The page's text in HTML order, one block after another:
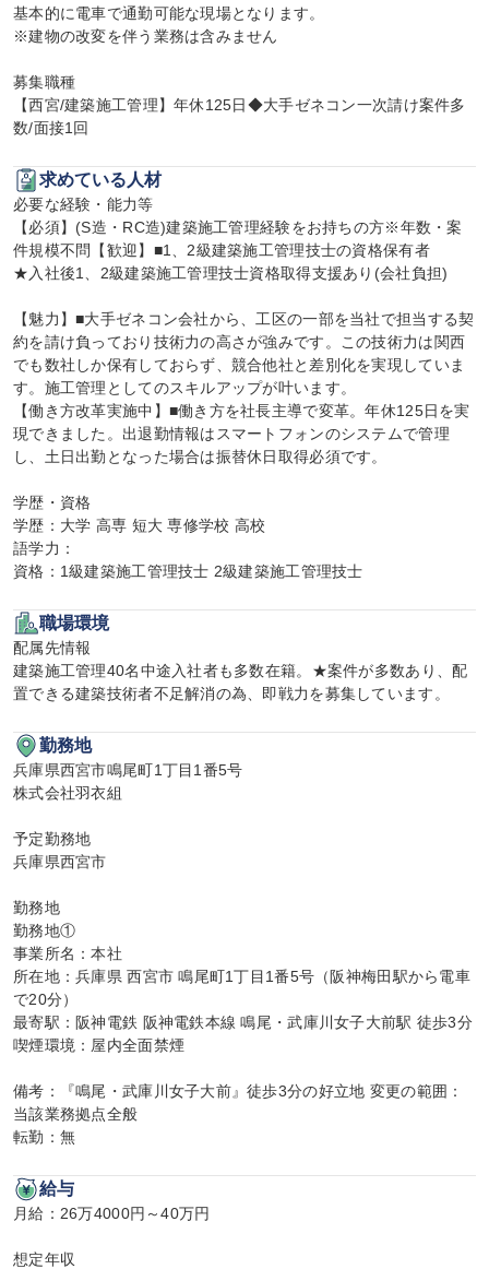
基本的に電車で通勤可能な現場となります。
※建物の改変を伴う業務は含みません
募集職種
【西宮/建築施工管理】年休125日◆大手ゼネコン一次請け案件多
数/面接1回
求めている人材
必要な経験・能力等
【必須】(S造・RC造)建築施工管理経験をお持ちの方※年数・案
件規模不問【歓迎】■1、2級建築施工管理技士の資格保有者
★入社後1、2級建築施工管理技士資格取得支援あり(会社負担)
【魅力】■大手ゼネコン会社から、工区の一部を当社で担当する契
約を請け負っており技術力の高さが強みです。この技術力は関西
でも数社しか保有しておらず、競合他社と差別化を実現していま
す。施工管理としてのスキルアップが叶います。
【働き方改革実施中】■働き方を社長主導で変革。年休125日を実
現できました。出退勤情報はスマートフォンのシステムで管理
し、土日出勤となった場合は振替休日取得必須です。
学歴・資格
学歴：大学 高専 短大 専修学校 高校
語学力：
資格：1級建築施工管理技士 2級建築施工管理技士
職場環境
配属先情報
建築施工管理40名中途入社者も多数在籍。★案件が多数あり、配
置できる建築技術者不足解消の為、即戦力を募集しています。
勤務地
兵庫県西宮市鳴尾町1丁目1番5号
株式会社羽衣組
予定勤務地
兵庫県西宮市
勤務地
勤務地①
事業所名：本社
所在地：兵庫県 西宮市 鳴尾町1丁目1番5号（阪神梅田駅から電車
で20分）
最寄駅：阪神電鉄 阪神電鉄本線 鳴尾・武庫川女子大前駅 徒歩3分
喫煙環境：屋内全面禁煙
備考：『鳴尾・武庫川女子大前』徒歩3分の好立地 変更の範囲：
当該業務拠点全般
転勤：無
給与
月給：26万4000円～40万円
想定年収